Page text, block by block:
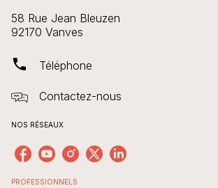
58 Rue Jean Bleuzen
92170 Vanves
phone Téléphone
Contactez-nous
NOS RÉSEAUX
PROFESSIONNELS